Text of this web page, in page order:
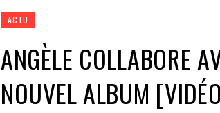
ACTU
ANGÈLE COLLABORE
NOUVEL ALBUM